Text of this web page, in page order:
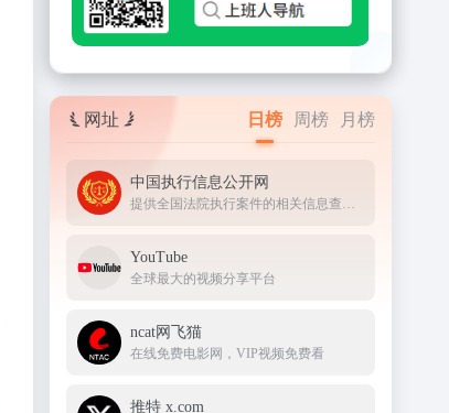
网址 日榜 周榜 月榜
中国执行信息公开网
提供全国法院执行案件的相关信息查询服务
YouTube
全球最大的视频分享平台
ncat网飞猫
在线免费电影网，VIP视频免费看
推特 x.com